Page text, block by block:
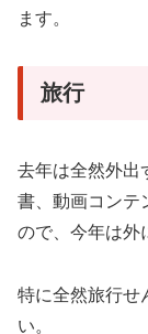
ます。
旅行
去年は全然外出
書、動画コンテ
ので、今年は外
特に全然旅行せ
い。